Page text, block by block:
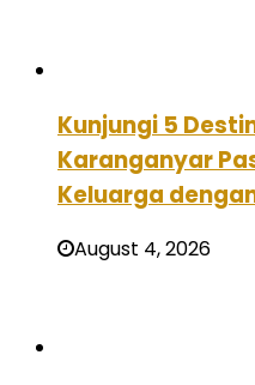
Kunjungi 5
Karanganyar
Keluarga
August 4, 2026